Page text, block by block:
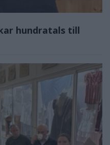
hundratals till